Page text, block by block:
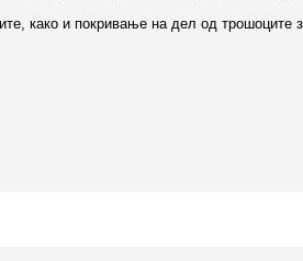
како и покривање на дел од трошоците